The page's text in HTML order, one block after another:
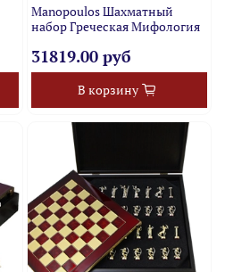
Manopoulos Шахматный
набор Греческая Мифология
31819.00 руб
В корзину